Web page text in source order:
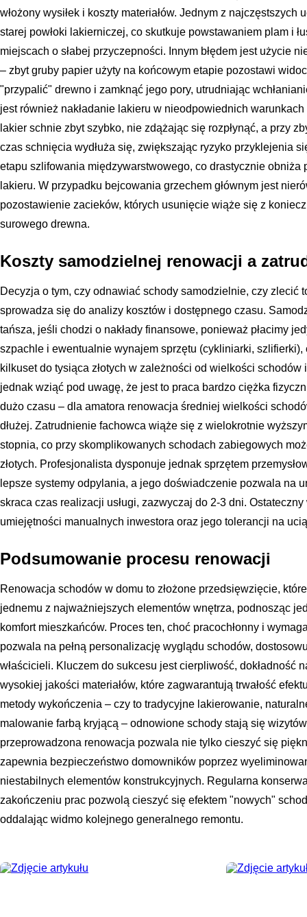
włożony wysiłek i koszty materiałów. Jednym z najczęstszych
starej powłoki lakierniczej, co skutkuje powstawaniem plam i
miejscach o słabej przyczepności. Innym błędem jest użycie
– zbyt gruby papier użyty na końcowym etapie pozostawi
"przypalić" drewno i zamknąć jego pory, utrudniając
jest również nakładanie lakieru w nieodpowiednich
lakier schnie zbyt szybko, nie zdążając się rozpłynąć, a przy
czas schnięcia wydłuża się, zwiększając ryzyko przyklejenia
etapu szlifowania międzywarstwowego, co drastycznie obniża
lakieru. W przypadku bejcowania grzechem głównym jest
pozostawienie zacieków, których usunięcie wiąże się z
surowego drewna.
Koszty samodzielnej renowacji a
Decyzja o tym, czy odnawiać schody samodzielnie, czy zlecić
sprowadza się do analizy kosztów i dostępnego czasu.
tańsza, jeśli chodzi o nakłady finansowe, ponieważ płacimy
szpachle i ewentualnie wynajem sprzętu (cykliniarki,
kilkuset do tysiąca złotych w zależności od wielkości
jednak wziąć pod uwagę, że jest to praca bardzo ciężka
dużo czasu – dla amatora renowacja średniej wielkości
dłużej. Zatrudnienie fachowca wiąże się z wielokrotnie
stopnia, co przy skomplikowanych schodach zabiegowych
złotych. Profesjonalista dysponuje jednak sprzętem
lepsze systemy odpylania, a jego doświadczenie pozwala na
skraca czas realizacji usługi, zazwyczaj do 2-3 dni.
umiejętności manualnych inwestora oraz jego tolerancji na
Podsumowanie procesu renowacji
Renowacja schodów w domu to złożone przedsięwzięcie,
jednemu z najważniejszych elementów wnętrza, podnosząc
komfort mieszkańców. Proces ten, choć pracochłonny i
pozwala na pełną personalizację wyglądu schodów,
właścicieli. Kluczem do sukcesu jest cierpliwość, dokładność
wysokiej jakości materiałów, które zagwarantują trwałość
metody wykończenia – czy to tradycyjne lakierowanie,
malowanie farbą kryjącą – odnowione schody stają się
przeprowadzona renowacja pozwala nie tylko cieszyć się
zapewnia bezpieczeństwo domowników poprzez
niestabilnych elementów konstrukcyjnych. Regularna
zakończeniu prac pozwolą cieszyć się efektem "nowych"
oddalając widmo kolejnego generalnego remontu.